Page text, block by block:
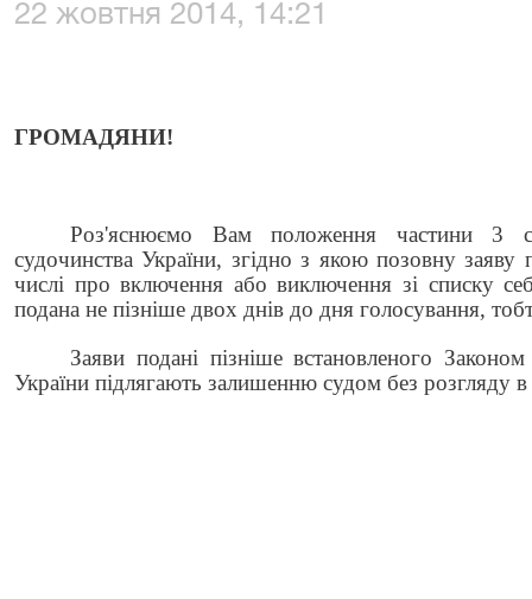
22 жовтня 2014, 14:21
ГРОМАДЯНИ!
Роз'яснюємо Вам положення частини 3
судочинства України, згідно з якою позовну
числі про включення або виключення зі списку
подана не пізніше двох днів до дня голосування,
Заяви подані пізніше встановленого Законом
України підлягають залишенню судом без розгляду